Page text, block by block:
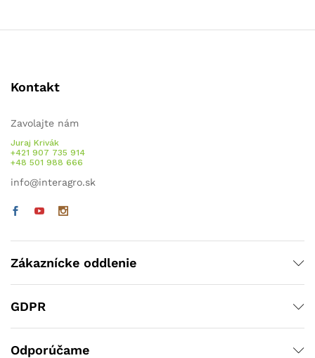
Kontakt
Zavolajte nám
Juraj Krivák
+421 907 735 914
+48 501 988 666
info@interagro.sk
Zákaznícke oddlenie
GDPR
Odporúčame